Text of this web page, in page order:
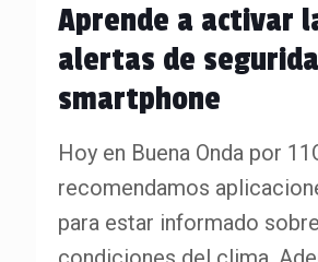
Aprende a activar
alertas de
smartphone
Hoy en Buena Onda por
recomendamos
para estar informado